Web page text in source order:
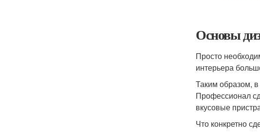
Основы
Просто
интерьера
Таким образом,
Профессионал
вкусовые
Что конкретно